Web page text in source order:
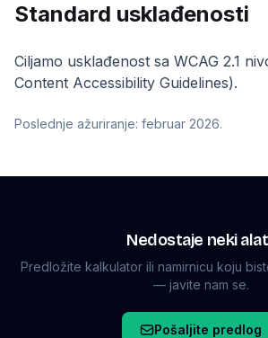
Standard usklađenosti
Ciljamo usklađenost sa WCAG 2.1
Content Accessibility Guidelines).
Poslednje ažuriranje: februar 2026.
Nedostaje neki
Predložite kalkulator ili namirnicu koju
— javite nam se.
Pošaljite predlog